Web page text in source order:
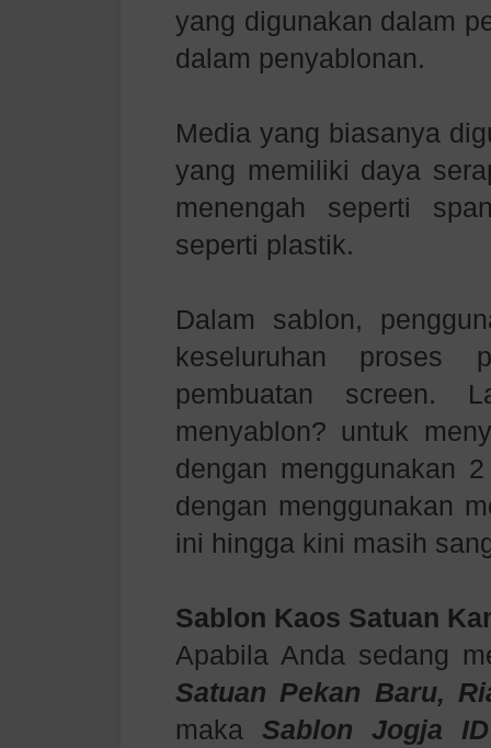
yang digunakan dalam
dalam penyablonan.
Media yang biasanya
yang memiliki daya
menengah seperti
seperti plastik.
Dalam sablon,
keseluruhan proses
pembuatan screen.
menyablon? untuk
dengan menggunakan
dengan menggunakan
ini hingga kini masih
Sablon Kaos Satuan
Apabila Anda sedang
Satuan Pekan Baru,
maka Sablon Jogja ID